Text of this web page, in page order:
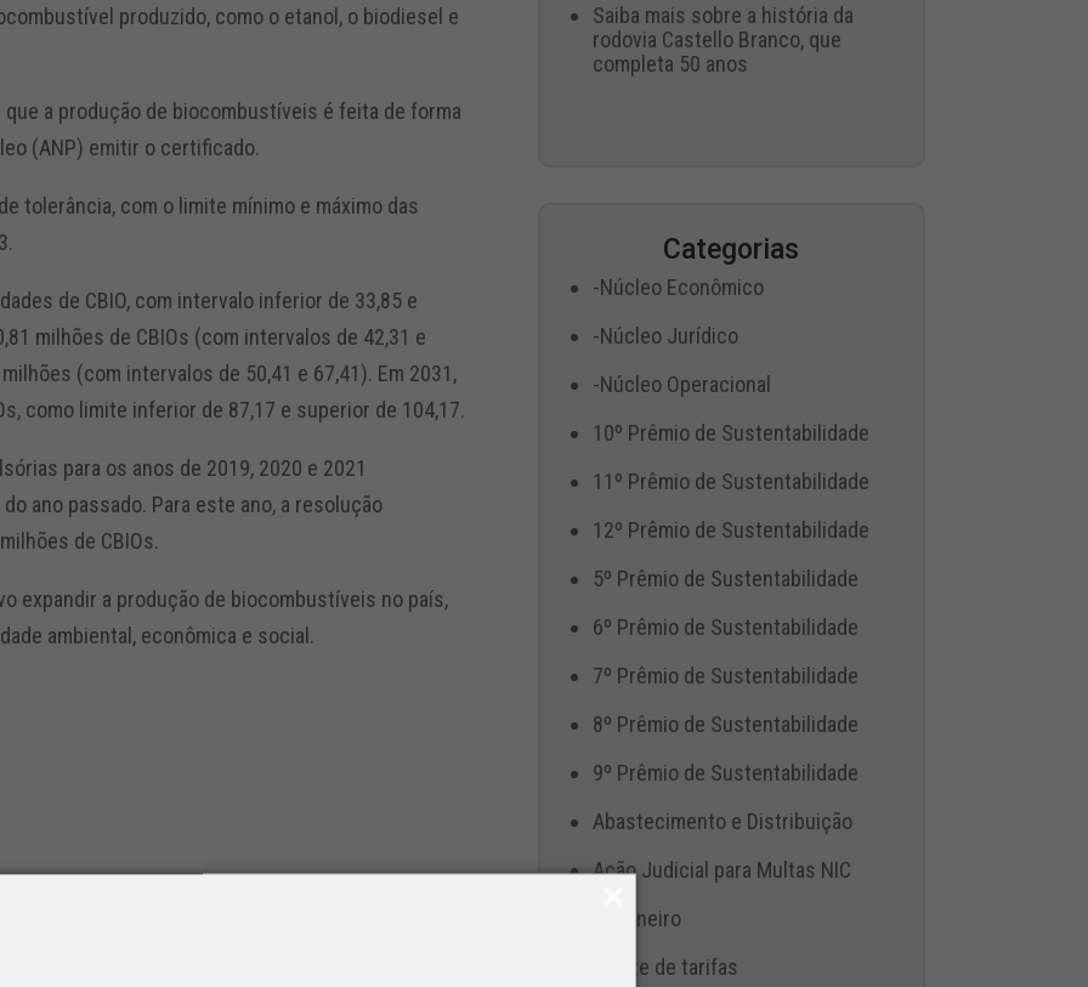
produzido, como o etanol, o biodiesel e
a produção de biocombustíveis é feita de forma
(ANP) emitir o certificado.
tolerância, com o limite mínimo e máximo das
de CBIO, com intervalo inferior de 33,85 e
milhões de CBIOs (com intervalos de 42,31 e
(com intervalos de 50,41 e 67,41). Em 2031,
como limite inferior de 87,17 e superior de 104,17.
para os anos de 2019, 2020 e 2021
ano passado. Para este ano, a resolução
de CBIOs.
expandir a produção de biocombustíveis no país,
ambiental, econômica e social.
Saiba mais sobre a história da
rodovia Castello Branco, que
completa 50 anos
Categorias
-Núcleo Econômico
-Núcleo Jurídico
-Núcleo Operacional
10º Prêmio de Sustentabilidade
11º Prêmio de Sustentabilidade
12º Prêmio de Sustentabilidade
5º Prêmio de Sustentabilidade
6º Prêmio de Sustentabilidade
7º Prêmio de Sustentabilidade
8º Prêmio de Sustentabilidade
9º Prêmio de Sustentabilidade
Abastecimento e Distribuição
Ação Judicial para Multas NIC
Aduaneiro
Ajuste de tarifas